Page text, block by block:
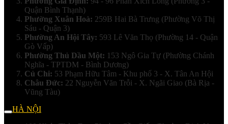
Quận Bình Thạnh)
Phường Xuân Hoà: 259B Hai Bà Trưng (Phường Võ Thị
Sáu - Quận 3)
Phường An Hội Tây: 593 Lê Văn Thọ (Phường 14 - Quận
Gò Vấp)
Phường Thủ Dầu Một: 153 Ngô Gia Tự (Phường Chánh
Nghĩa - TPTDM - Bình Dương)
Củ Chi: 53 Phạm Hữu Tâm - Khu phố 3 - X. Tân An Hội
Châu Đức: 22 Nguyễn Văn Trỗi - X. Ngãi Giao (Bà Rịa -
Vũng Tàu)
HÀ NỘI